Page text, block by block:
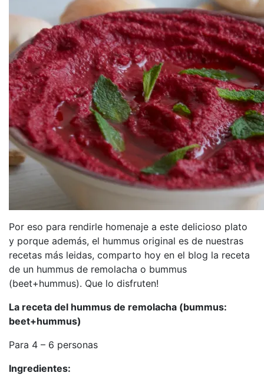
Por eso para rendirle homenaje a este delicioso plato
y porque además, el hummus original es de nuestras
recetas más leidas, comparto hoy en el blog la receta
de un hummus de remolacha o bummus
(beet+hummus). Que lo disfruten!
La receta del hummus de remolacha (bummus:
beet+hummus)
Para 4 – 6 personas
Ingredientes: